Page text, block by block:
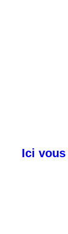
Ici